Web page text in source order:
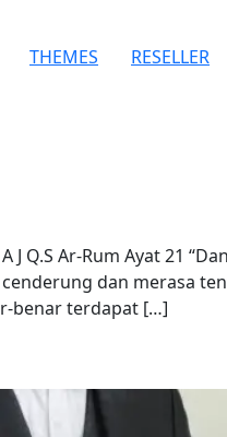
THEMES RESELLER
J Q.S Ar-Rum Ayat 21
dan merasa
benar terdapat […]